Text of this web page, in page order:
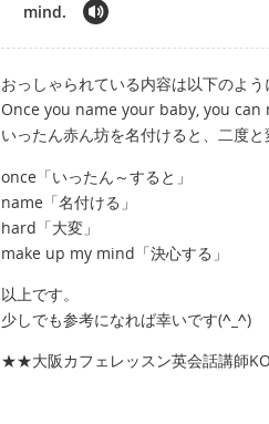
mind.
おっしゃられている内容は以下のよ
Once you name your baby, you
いったん赤ん坊を名付けると、二度
once「いったん～すると」
name「名付ける」
hard「大変」
make up my mind「決心する」
以上です。
少しでも参考になれば幸いです(^_^)
★★大阪カフェレッスン英会話講師